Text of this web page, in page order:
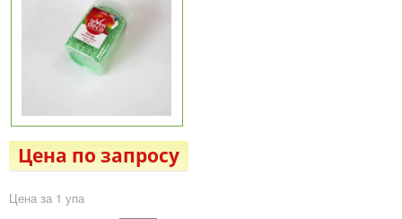
Цена по запросу
Цена за 1 упа